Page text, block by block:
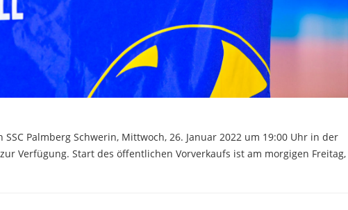
Palmberg Schwerin, Mittwoch, 26. Januar 2022 um 19:00 Uhr in der
Verfügung. Start des öffentlichen Vorverkaufs ist am morgigen Freitag,